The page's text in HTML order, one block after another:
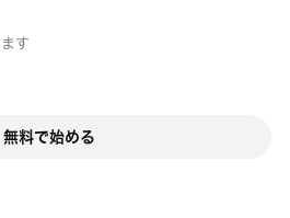
す
無料で始める